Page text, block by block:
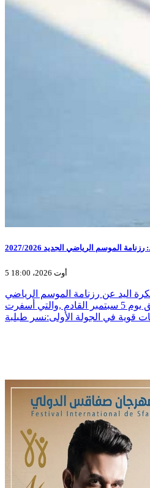
الموسم الرياضي الجديد 2027/2026
5 أوت 2026، 18:00
اليد عن رزنامة الموسم الرياضي
الجديد 2027/2026 الذي ينطلق يوم 5 سبتمبر القادم ,والتي أسفرت